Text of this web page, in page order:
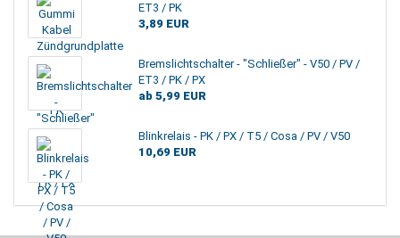
ET3 / PK
3,89 EUR
Bremslichtschalter - "Schließer" - V50 / PV /
ET3 / PK / PX
ab 5,99 EUR
Blinkrelais - PK / PX / T5 / Cosa / PV / V50
10,69 EUR